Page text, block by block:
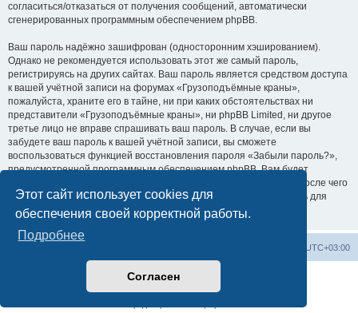
Этот сайт использует cookies для
обеспечения своей корректной работы.
Подробнее
Согласен
согласиться/отказаться от получения сообщений, автоматически
сгенерированных программным обеспечением phpBB.
Ваш пароль надёжно зашифрован (односторонним хэшированием).
Однако не рекомендуется использовать этот же самый пароль,
регистрируясь на других сайтах. Ваш пароль является средством доступа
к вашей учётной записи на форумах «Грузоподъёмные краны»,
пожалуйста, храните его в тайне, ни при каких обстоятельствах ни
представители «Грузоподъёмные краны», ни phpBB Limited, ни другое
третье лицо не вправе спрашивать ваш пароль. В случае, если вы
забудете ваш пароль к вашей учётной записи, вы сможете
воспользоваться функцией восстановления пароля «Забыли пароль?»,
предусмотренной программным обеспечением phpBB. Вам будет
необходимо ввести ваше имя пользователя и ваш адрес email, после чего
программное обеспечение phpBB сгенерирует вам новый пароль для
вашей учётной записи.
UTC+03:00
Создано на основеphpBB® Forum Software © phpBB Limited
Русская поддержка phpBB